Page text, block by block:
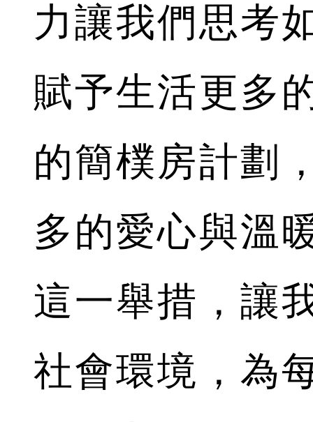
力讓我們思考
賦予生活更多
的簡樸房計劃
多的愛心與溫
這一舉措，讓
社會環境，為